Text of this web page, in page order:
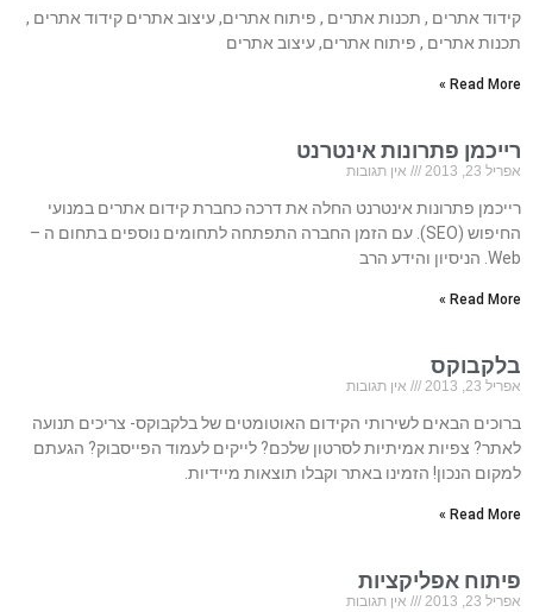
קידוד אתרים , תכנות אתרים , פיתוח אתרים, עיצוב אתרים קידוד אתרים ,
תכנות אתרים , פיתוח אתרים, עיצוב אתרים
Read More »
רייכמן פתרונות אינטרנט
אפריל 23, 2013 אין תגובות
רייכמן פתרונות אינטרנט החלה את דרכה כחברת קידום אתרים במנועי
החיפוש (SEO). עם הזמן החברה התפתחה לתחומים נוספים בתחום ה –
Web. הניסיון והידע הרב
Read More »
בלקבוקס
אפריל 23, 2013 אין תגובות
ברוכים הבאים לשירותי הקידום האוטומטים של בלקבוקס- צריכים תנועה
לאתר? צפיות אמיתיות לסרטון שלכם? לייקים לעמוד הפייסבוק? הגעתם
למקום הנכון! הזמינו באתר וקבלו תוצאות מיידיות.
Read More »
פיתוח אפליקציות
אפריל 23, 2013 אין תגובות